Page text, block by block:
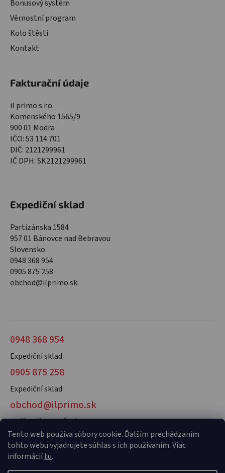
Tento web používa súbory cookie. Ďalším prechádzaním
tohto webu vyjadrujete súhlas s ich používaním. Viac
informáciítu.
Bonusový systém
Věrnostní program
Kolo štěstí
Kontakt
Fakturační údaje
il primo s.r.o.
Komenského 1565/9
900 01 Modra
IČO: 53 114 701
DIČ: 2121299961
IČ DPH: SK2121299961
Expediční sklad
Partizánska 1584
957 01 Bánovce nad Bebravou
Slovensko
0948 368 954
0905 875 258
obchod@ilprimo.sk
0948 368 954
Expediční sklad
0905 875 258
Expediční sklad
obchod@ilprimo.sk
V případě dotazů nás kontaktujte